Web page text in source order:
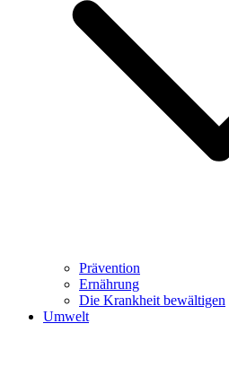
Prävention
Ernährung
Die Krankheit bewältigen
Umwelt